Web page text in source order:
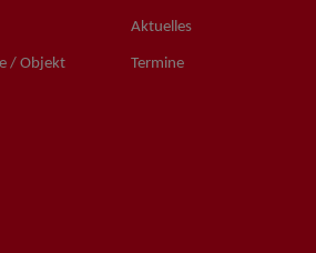
/ Objekt
Aktuelles
Termine